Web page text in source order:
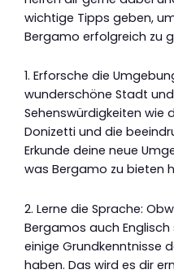
wichtige Tipps geben,
Bergamo erfolgreich zu
1. Erforsche die
wunderschöne Stadt
Sehenswürdigkeiten wie
Donizetti und die
Erkunde deine neue
was Bergamo zu bieten
2. Lerne die Sprache:
Bergamos auch
einige Grundkenntnisse
haben. Das wird es dir